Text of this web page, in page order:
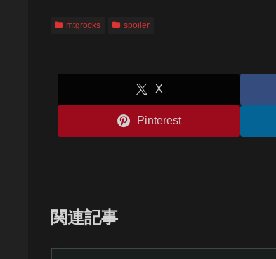
mtgrocks spoiler
X
Pinterest
関連記事